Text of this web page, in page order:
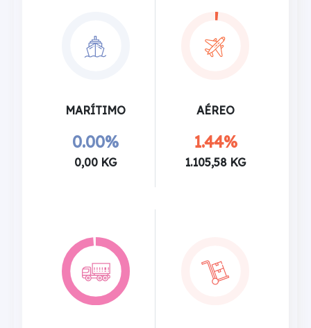
MARÍTIMO
0.00%
0,00 KG
AÉREO
1.44%
1.105,58 KG